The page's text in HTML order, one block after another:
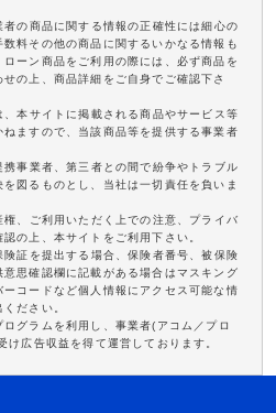
の商品に関する情報の正確性には細心の
料その他の商品に関するいかなる情報も
ーン商品をご利用の際には、必ず商品を
の上、商品詳細をご自身でご確認下さ
本サイトに掲載される商品やサービス等
ますので、当該商品等を提供する事業者
事業者、第三者との間で紛争やトラブル
図るものとし、当社は一切責任を負いま
、ご利用いただく上での注意、プライバ
の上、本サイトをご利用下さい。
証を提出する場合、保険者番号、被保険
思確認欄に記載がある場合はマスキング
コードなど個人情報にアクセス可能な情
ださい。
グラムを利用し、事業者(アコム／プロ
け広告収益を得て運営しております。